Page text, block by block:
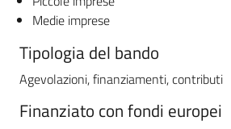
Medie imprese
Tipologia del bando
Agevolazioni, finanziamenti, contributi
Finanziato con fondi europei